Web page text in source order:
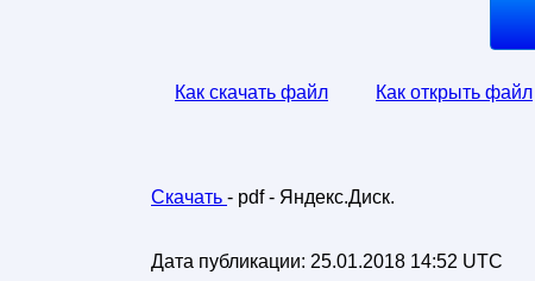
Как скачать файл Как открыть файл
Скачать - pdf - Яндекс.Диск.
Дата публикации: 25.01.2018 14:52 UTC